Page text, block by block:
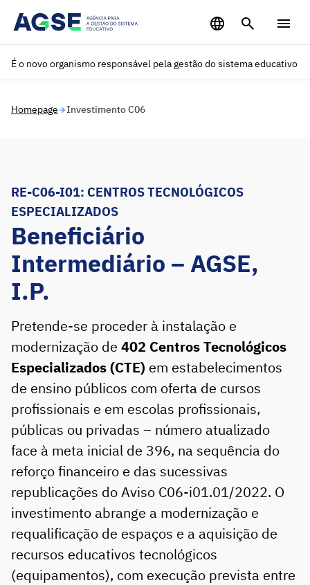
É o novo organismo responsável pela gestão do sistema educativo
Homepage Investimento C06
RE-C06-I01: CENTROS TECNOLÓGICOS
ESPECIALIZADOS
Beneficiário
Intermediário – AGSE,
I.P.
Pretende-se proceder à instalação e
modernização de 402 Centros Tecnológicos
Especializados (CTE) em estabelecimentos
de ensino públicos com oferta de cursos
profissionais e em escolas profissionais,
públicas ou privadas – número atualizado
face à meta inicial de 396, na sequência do
reforço financeiro e das sucessivas
republicações do Aviso C06-i01.01/2022. O
investimento abrange a modernização e
requalificação de espaços e a aquisição de
recursos educativos tecnológicos
(equipamentos), com execução prevista entre